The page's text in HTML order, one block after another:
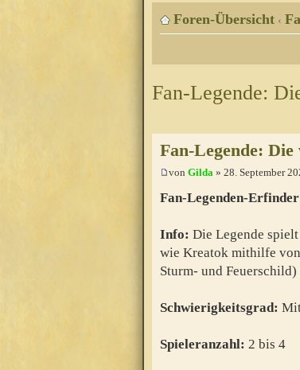
Foren-Übersicht ‹
Fan-Legende:
Fan-Legende:
von Gilda » 28. September
Fan-Legenden-
Info: Die Legende
wie Kreatok mithilfe
Sturm- und Feuerschild)
Schwierigkeitsgrad:
Spieleranzahl: 2 bis 4